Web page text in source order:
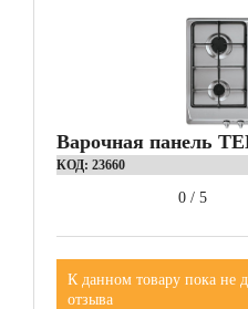
Варочная панель
КОД: 23660
0 / 5
К данном товару пока не
отзыва